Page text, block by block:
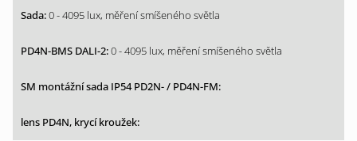
0 - 4095 lux, měření smíšeného světla
0 - 4095 lux, měření smíšeného světla